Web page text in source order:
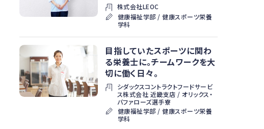
株式会社LEOC
健康福祉学部 / 健康スポーツ栄養
学科
シダックスコントラクトフードサービ
ス株式会社 近畿支店 / オリックス・
バファローズ選手寮
健康福祉学部 / 健康スポーツ栄養
学科
目指していたスポーツに関わ
る栄養士に。チームワークを大
切に働く日々。